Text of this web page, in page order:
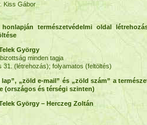
Kiss Gábor
természetvédelmi oldal
György
minden tagja
31. (létrehozás); folyamatos (feltöltés)
lap”, „zöld e-mail” és „zöld szám” a
(országos és térségi szinten)
György – Herczeg Zoltán